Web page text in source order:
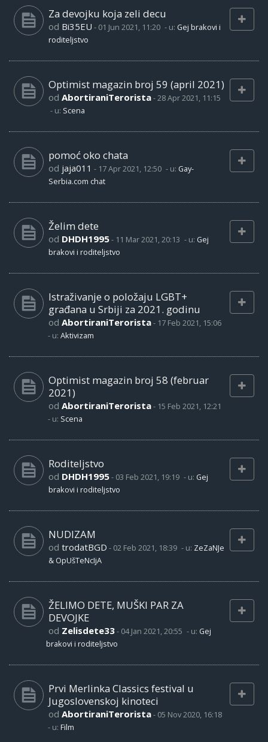
Za devojku koja zeli decu
od Bi35EU - 01 Jun 2021, 11:20 - u: Gej brakovi i
roditeljstvo
Optimist magazin broj 59 (april 2021)
od AbortiraniTerorista-28 Apr 2021, 11:15
- u: Scena
pomoć oko chata
od jaja011 - 17 Apr 2021, 12:50 - u: Gay-
Serbia.com chat
Želim dete
od DHDH1995- 11 Mar 2021, 20:13 - u: Gej
brakovi i roditeljstvo
Istraživanje o položaju LGBT+
građana u Srbiji za 2021. godinu
od AbortiraniTerorista- 17 Feb 2021, 15:06
- u: Aktivizam
Optimist magazin broj 58 (februar
2021)
od AbortiraniTerorista- 15 Feb 2021, 12:21
- u: Scena
Roditeljstvo
od DHDH1995- 03 Feb 2021, 19:19 - u: Gej
brakovi i roditeljstvo
NUDIZAM
od trodatBGD - 02 Feb 2021, 18:39 - u: ZeZaNJe
& OpUšTeNcIjA
ŽELIMO DETE, MUŠKI PAR ZA
DEVOJKE
od Zelisdete33- 04 Jan 2021, 20:55 - u: Gej
brakovi i roditeljstvo
Prvi Merlinka Classics festival u
Jugoslovenskoj kinoteci
od AbortiraniTerorista- 05 Nov 2020, 16:18
- u: Film